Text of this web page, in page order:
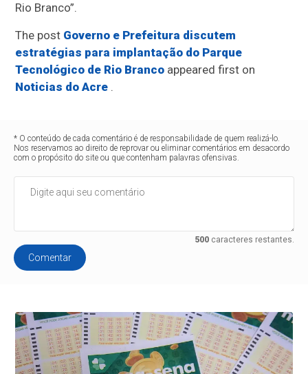
Rio Branco”.
The post Governo e Prefeitura discutem
estratégias para implantação do Parque
Tecnológico de Rio Branco appeared first on
Noticias do Acre .
* O conteúdo de cada comentário é de responsabilidade de quem realizá-lo.
Nos reservamos ao direito de reprovar ou eliminar comentários em desacordo
com o propósito do site ou que contenham palavras ofensivas.
500caracteres restantes.
Comentar